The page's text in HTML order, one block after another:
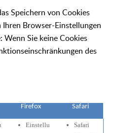
Speichern von Cookies
Ihren Browser-Einstellungen
Wenn Sie keine Cookies
des
Firefox Safari
Einstellu
Safari